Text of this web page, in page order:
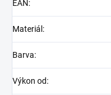
EAN:
Materiál :
Barva:
Výkon od: